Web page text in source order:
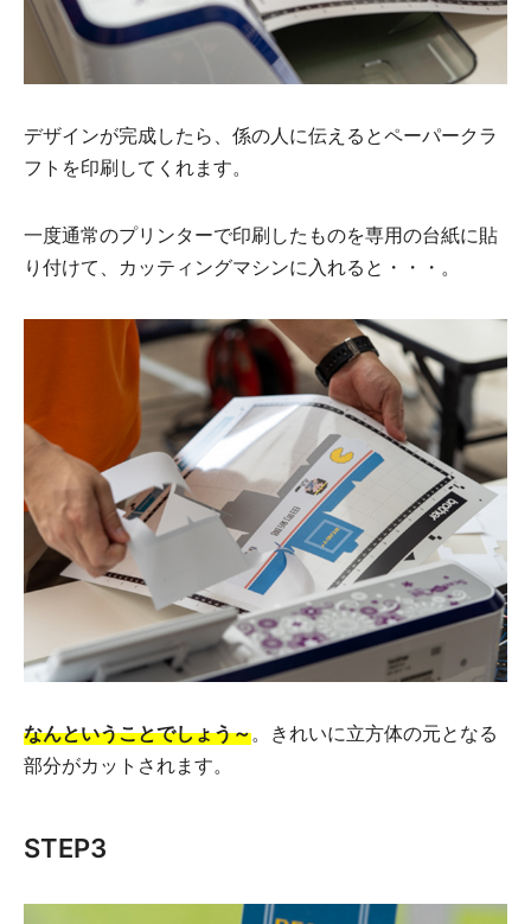
デザインが完成したら、係の人に伝えるとペーパークラ
フトを印刷してくれます。
一度通常のプリンターで印刷したものを専用の台紙に貼
り付けて、カッティングマシンに入れると・・・。
なんということでしょう～。きれいに立方体の元となる
部分がカットされます。
STEP3